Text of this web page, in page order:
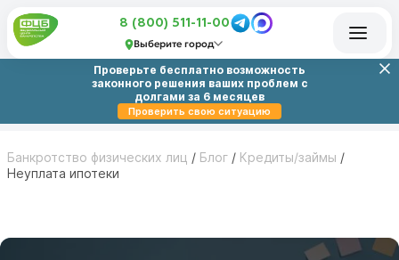
8 (800) 511-11-00
Выберите город
Проверьте бесплатно возможность
законного решения ваших проблем с
долгами за 6 месяцев
Проверить свою ситуацию
Банкротство физических лиц / Блог / Кредиты/займы /
Неуплата ипотеки